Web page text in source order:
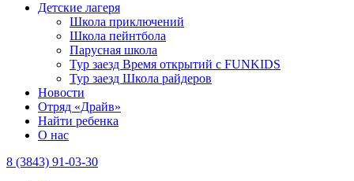
Детские лагеря
Школа приключений
Школа пейнтбола
Парусная школа
Тур заезд Время открытий с FUNKIDS
Тур заезд Школа райдеров
Новости
Отряд «Драйв»
Найти ребенка
О нас
8 (3843) 91-03-30